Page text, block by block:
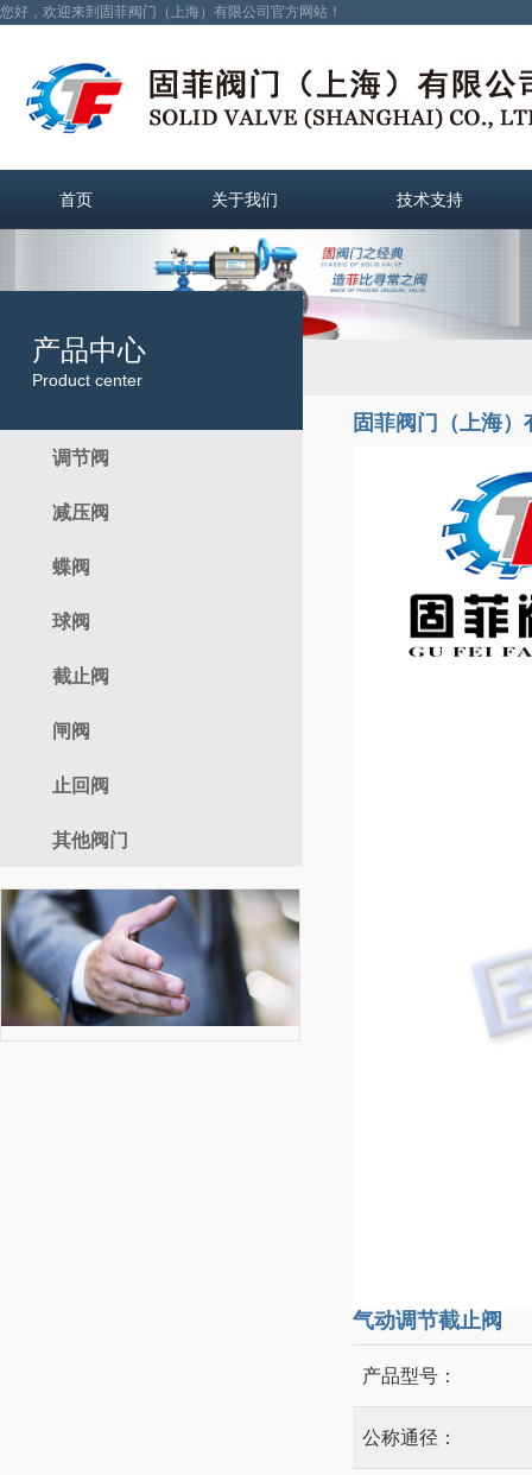
您好，欢迎来到固菲阀门（上海）有限公司官方网站！
首页 关于我们 技术支持
产品中心
Product center
调节阀
电动调节阀
气动调节阀
减压阀
蝶阀
电动蝶阀
气动蝶阀
球阀
电动球阀
气动球阀
截止阀
电动截止阀
气动截止阀
闸阀
电动闸阀
气动闸阀
止回阀
其他阀门
固菲阀门（上海）
气动调节截止阀
产品型号：
公称通径：